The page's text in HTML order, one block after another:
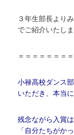
３年生部長より
でご紹介いたしま
＝＝＝＝＝＝＝
小禄高校ダンス
いただき、本当
残念ながら入賞
「自分たちがか